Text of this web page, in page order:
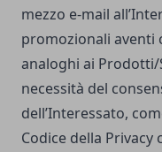
mezzo e-mail
promozionali aventi
analoghi ai Prodotti/
necessità del
dell’Interessato,
Codice della Privacy